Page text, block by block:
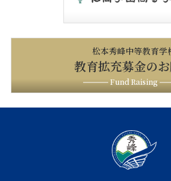
松本秀峰中等教育学
教育拡充募金の
Fund Raising